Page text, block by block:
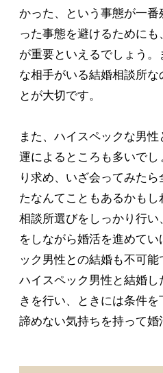
かった、という事態が一
った事態を避けるために
が重要といえるでしょう。
な相手がいる結婚相談所な
とが大切です。
また、ハイスペックな男性
運によるところも多いで
り求め、いざ会ってみた
たなんてこともあるかも
相談所選びをしっかり行
をしながら婚活を進めて
ック男性との結婚も不可
ハイスペック男性と結婚
きを行い、ときには条件を
諦めない気持ちを持って婚